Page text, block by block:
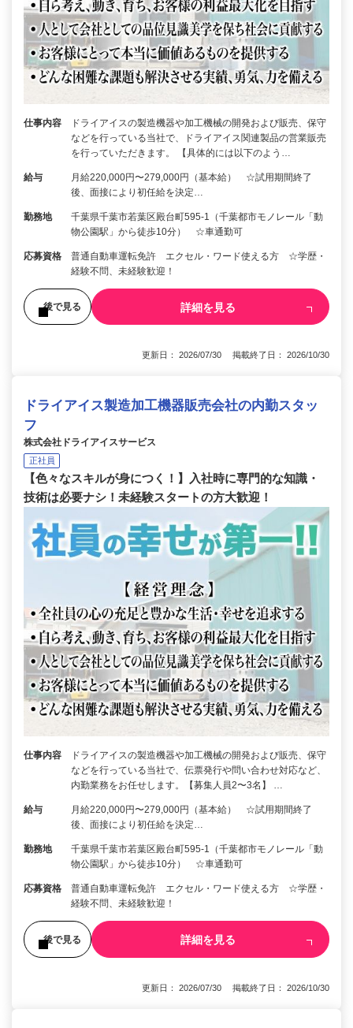
仕事内容
ドライアイスの製造機器や加工機械の開発および販売、保守
などを行っている当社で、ドライアイス関連製品の営業販売
を行っていただきます。 【具体的には以下のよう…
給与
月給220,000円〜279,000円（基本給） ☆試用期間終了
後、面接により初任給を決定…
勤務地
千葉県千葉市若葉区殿台町595-1（千葉都市モノレール「動
物公園駅」から徒歩10分） ☆車通勤可
応募資格
普通自動車運転免許 エクセル・ワード使える方 ☆学歴・
経験不問、未経験歓迎！
後で見る 詳細を見る
更新日： 2026/07/30 掲載終了日： 2026/10/30
ドライアイス製造加工機器販売会社の内勤スタッ
フ
株式会社ドライアイスサービス
正社員
【色々なスキルが身につく！】入社時に専門的な知識・
技術は必要ナシ！未経験スタートの方大歓迎！
仕事内容
ドライアイスの製造機器や加工機械の開発および販売、保守
などを行っている当社で、伝票発行や問い合わせ対応など、
内勤業務をお任せします。【募集人員2〜3名】 …
給与
月給220,000円〜279,000円（基本給） ☆試用期間終了
後、面接により初任給を決定…
勤務地
千葉県千葉市若葉区殿台町595-1（千葉都市モノレール「動
物公園駅」から徒歩10分） ☆車通勤可
応募資格
普通自動車運転免許 エクセル・ワード使える方 ☆学歴・
経験不問、未経験歓迎！
後で見る 詳細を見る
更新日： 2026/07/30 掲載終了日： 2026/10/30